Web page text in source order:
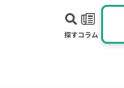
探すコラム